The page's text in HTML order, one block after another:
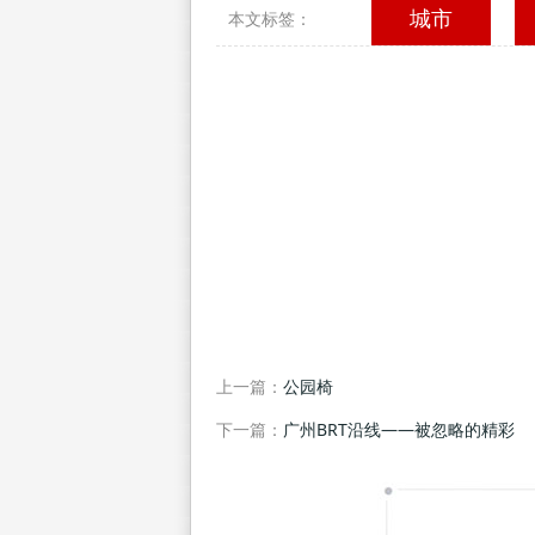
本文标签： 城市
上一篇： 公园椅
下一篇： 广州BRT沿线――被忽略的精彩